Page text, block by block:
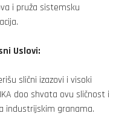
i pruža sistemsku
Uslovi:
slični izazovi i visoki
doo shvata ovu sličnost i
industrijskim granama.